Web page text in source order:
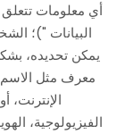
البيانات ")؛
يمكن تحديده،
معرف مثل
الإنترنت،
الفيزيولوجية،